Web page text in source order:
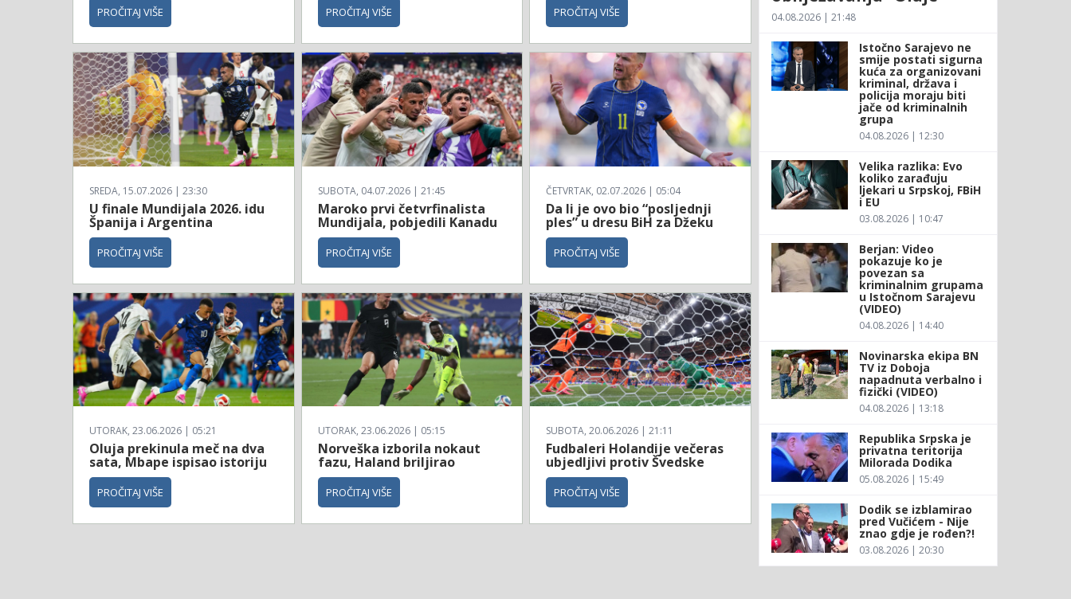
PROČITAJ VIŠE PROČITAJ VIŠE PROČITAJ VIŠE
SREDA, 15.07.2026 | 23:30
U finale Mundijala 2026. idu
Španija i Argentina
PROČITAJ VIŠE
SUBOTA, 04.07.2026 | 21:45
Maroko prvi četvrfinalista
Mundijala, pobjedili Kanadu
PROČITAJ VIŠE
ČETVRTAK, 02.07.2026 | 05:04
Da li je ovo bio “posljednji
ples” u dresu BiH za Džeku
PROČITAJ VIŠE
UTORAK, 23.06.2026 | 05:21
Oluja prekinula meč na dva
sata, Mbape ispisao istoriju
PROČITAJ VIŠE
UTORAK, 23.06.2026 | 05:15
Norveška izborila nokaut
fazu, Haland briljirao
PROČITAJ VIŠE
SUBOTA, 20.06.2026 | 21:11
Fudbaleri Holandije večeras
ubjedljivi protiv Švedske
PROČITAJ VIŠE
04.08.2026 | 21:48
Istočno Sarajevo ne
smije postati sigurna
kuća za organizovani
kriminal, država i
policija moraju biti
jače od kriminalnih
grupa
04.08.2026 | 12:30
Velika razlika: Evo
koliko zarađuju
ljekari u Srpskoj, FBiH
i EU
03.08.2026 | 10:47
Berjan: Video
pokazuje ko je
povezan sa
kriminalnim grupama
u Istočnom Sarajevu
(VIDEO)
04.08.2026 | 14:40
Novinarska ekipa BN
TV iz Doboja
napadnuta verbalno i
fizički (VIDEO)
04.08.2026 | 13:18
Republika Srpska je
privatna teritorija
Milorada Dodika
05.08.2026 | 15:49
Dodik se izblamirao
pred Vučićem - Nije
znao gdje je rođen?!
03.08.2026 | 20:30